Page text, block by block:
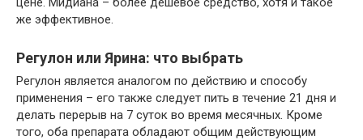
же эффективное.
Регулон или Ярина: что выбрать
Регулон является аналогом по действию и способу
применения – его также следует пить в течение 21 дня и
делать перерыв на 7 суток во время месячных. Кроме
того, оба препарата обладают общим действующим